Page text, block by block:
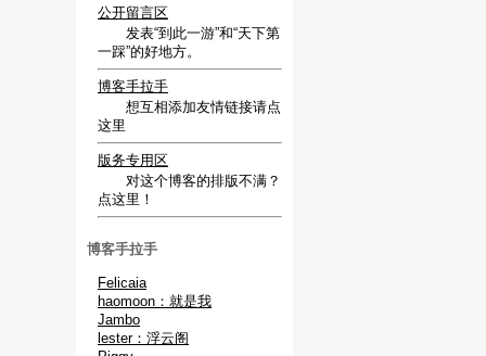
公开留言区
发表“到此一游”和“天下第
一踩”的好地方。
博客手拉手
想互相添加友情链接请点
这里
版务专用区
对这个博客的排版不满？
点这里！
博客手拉手
Felicaia
haomoon：就是我
Jambo
lester：浮云阁